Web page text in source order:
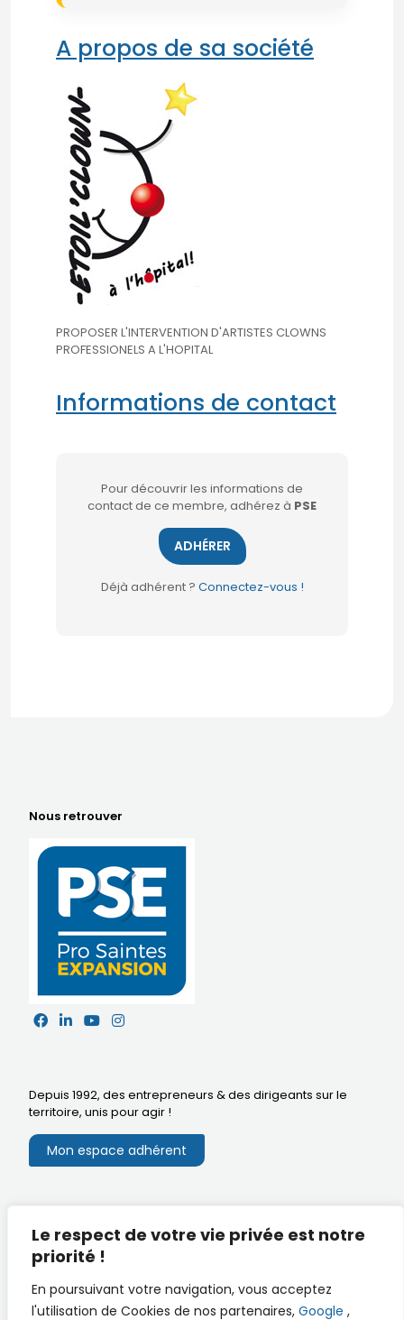
Le respect de votre vie privée est notre
priorité !
En poursuivant votre navigation, vous acceptez
l'utilisation de Cookies de nos partenaires, Google ,
A propos de sa société
PROPOSER L'INTERVENTION D'ARTISTES CLOWNS
PROFESSIONELS A L'HOPITAL
Informations de contact
Pour découvrir les informations de
contact de ce membre, adhérez à PSE
ADHÉRER
Déjà adhérent ? Connectez-vous !
Nous retrouver
Depuis 1992, des entrepreneurs & des dirigeants sur le
territoire, unis pour agir !
Mon espace adhérent
Extranet du CA
Réalisation
Documents utiles